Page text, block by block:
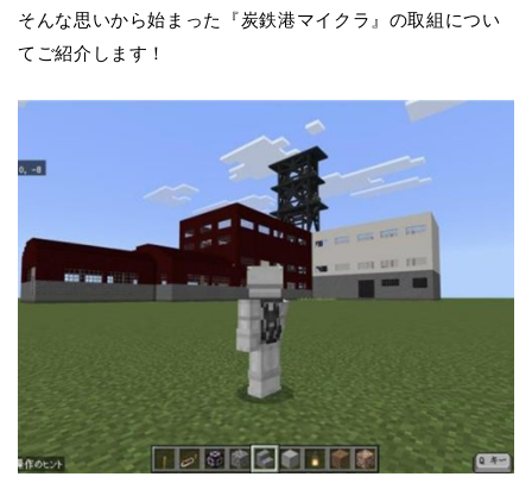
そんな思いから始まった『炭鉄港マイクラ』の取組につい
てご紹介します！